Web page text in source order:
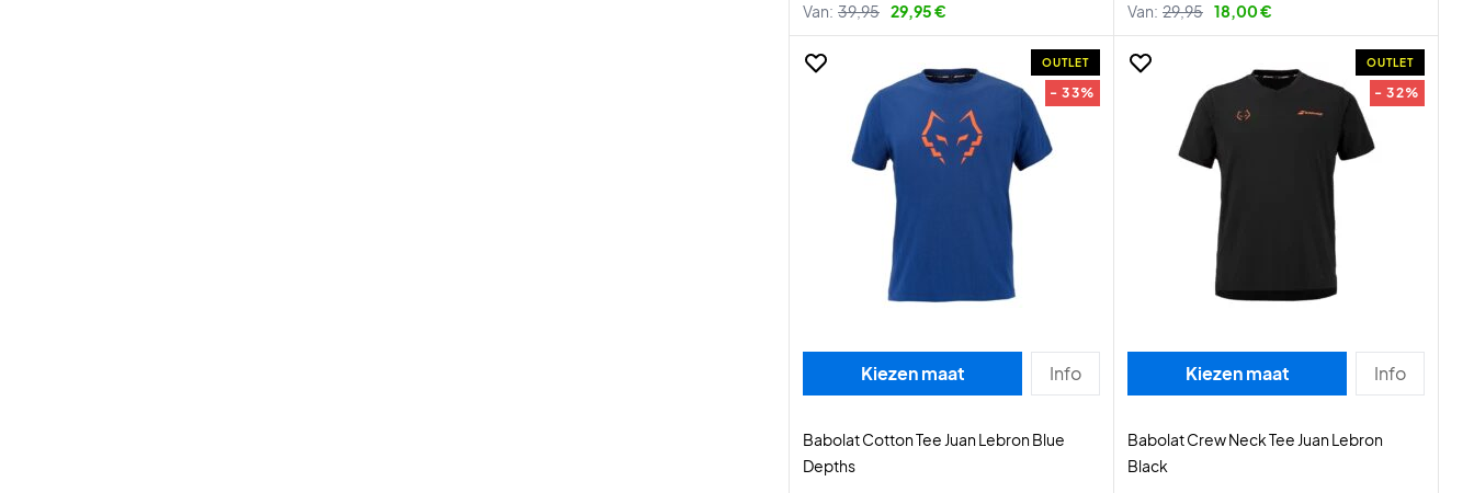
Van: 39,95 29,95 €
Van: 29,95 18,00 €
OUTLET
- 33%
Kiezen maat Info
Babolat Cotton Tee Juan Lebron Blue
Depths
OUTLET
- 32%
Kiezen maat Info
Babolat Crew Neck Tee Juan Lebron
Black